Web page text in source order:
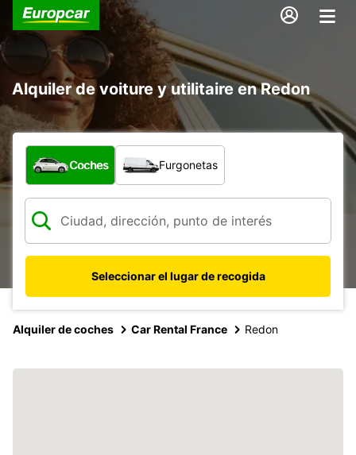
Alquiler de voiture y utilitaire en Redon
¿Qué tipo de vehículo?
Coches Furgonetas
Seleccionar el lugar de recogida
Alquiler de coches Car Rental France Redon